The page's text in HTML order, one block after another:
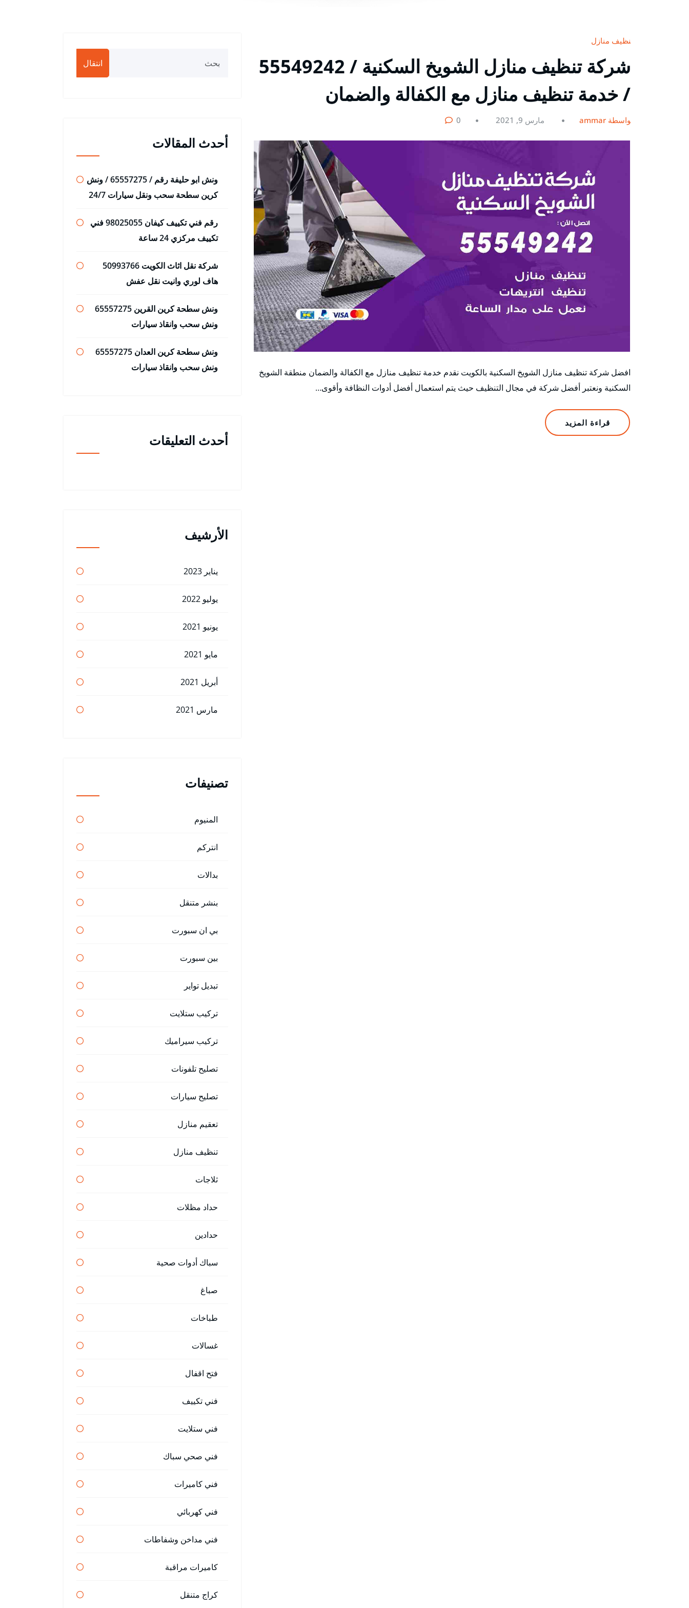
تنظيف منازل
شركة تنظيف منازل الشويخ السكنية / 55549242
/ خدمة تنظيف منازل مع الكفالة والضمان
بواسطة ammar مارس 9, 2021 0
افضل شركة تنظيف منازل الشويخ السكنية بالكويت نقدم خدمة تنظيف منازل مع الكفالة والضمان منطقة الشويخ
السكنية ونعتبر أفضل شركة في مجال التنظيف حيث يتم استعمال أفضل أدوات النظافة وأقوى…
قراءة المزيد
انتقال
أحدث المقالات
ونش ابو حليفة رقم / 65557275 / ونش
كرين سطحة سحب ونقل سيارات 24/7
رقم فني تكييف كيفان 98025055 فني
تكييف مركزي 24 ساعة
شركة نقل اثاث الكويت 50993766
هاف لوري وانيت نقل عفش
ونش سطحة كرين القرين 65557275
ونش سحب وانقاذ سيارات
ونش سطحة كرين العدان 65557275
ونش سحب وانقاذ سيارات
أحدث التعليقات
الأرشيف
يناير 2023
يوليو 2022
يونيو 2021
مايو 2021
أبريل 2021
مارس 2021
تصنيفات
المنيوم
انتركم
بدالات
بنشر متنقل
بي ان سبورت
بين سبورت
تبديل تواير
تركيب ستلايت
تركيب سيراميك
تصليح تلفونات
تصليح سيارات
تعقيم منازل
تنظيف منازل
ثلاجات
حداد مظلات
حدادين
سباك أدوات صحية
صباغ
طباخات
غسالات
فتح اقفال
فني تكييف
فني ستلايت
فني صحي سباك
فني كاميرات
فني كهربائي
فني مداخن وشفاطات
كاميرات مراقبة
كراج متنقل